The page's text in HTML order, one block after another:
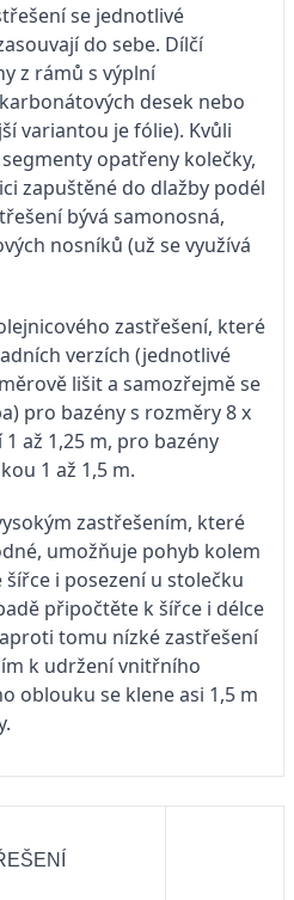
se jednotlivé
do sebe. Dílčí
z rámů s výplní
desek nebo
variantou je fólie). Kvůli
opatřeny kolečky,
zapuštěné do dlažby podél
bývá samonosná,
nosníků (už se využívá
zastřešení, které
verzích (jednotlivé
lišit a samozřejmě se
pro bazény s rozměry 8 x
až 1,25 m, pro bazény
1 až 1,5 m.
zastřešením, které
umožňuje pohyb kolem
i posezení u stolečku
připočtěte k šířce i délce
tomu nízké zastřešení
k udržení vnitřního
oblouku se klene asi 1,5 m